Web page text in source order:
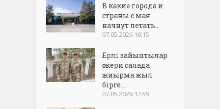
В какие города и
страны с мая
начнут летать...
07.05.2026 16:15
Ерлі зайыптылар
әскери салада
жиырма жыл
бірге...
07.05.2026 12:59